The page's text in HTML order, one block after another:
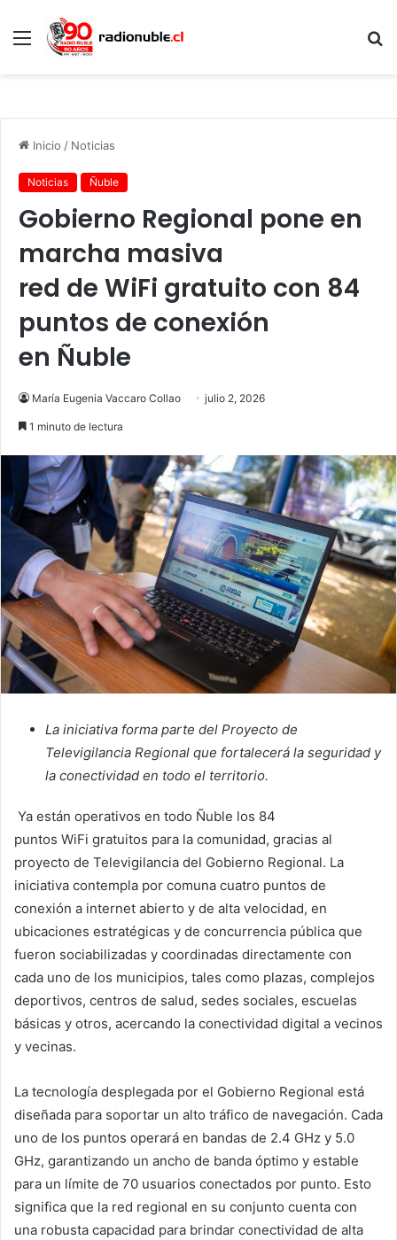
Menú
Inicio / Noticias
Noticias Ñuble
Gobierno Regional pone en
marcha masiva
red de WiFi gratuito con 84
puntos de conexión
en Ñuble
María Eugenia Vaccaro Collao julio 2, 2026
1 minuto de lectura
La iniciativa forma parte del Proyecto de
Televigilancia Regional que fortalecerá la seguridad y
la conectividad en todo el territorio.
Ya están operativos en todo Ñuble los 84
puntos WiFi gratuitos para la comunidad, gracias al
proyecto de Televigilancia del Gobierno Regional. La
iniciativa contempla por comuna cuatro puntos de
conexión a internet abierto y de alta velocidad, en
ubicaciones estratégicas y de concurrencia pública que
fueron sociabilizadas y coordinadas directamente con
cada uno de los municipios, tales como plazas, complejos
deportivos, centros de salud, sedes sociales, escuelas
básicas y otros, acercando la conectividad digital a vecinos
y vecinas.
La tecnología desplegada por el Gobierno Regional está
diseñada para soportar un alto tráfico de navegación. Cada
uno de los puntos operará en bandas de 2.4 GHz y 5.0
GHz, garantizando un ancho de banda óptimo y estable
para un límite de 70 usuarios conectados por punto. Esto
significa que la red regional en su conjunto cuenta con
una robusta capacidad para brindar conectividad de alta